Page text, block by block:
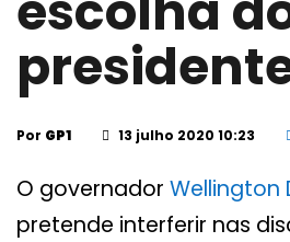
Por GP1 13 julho 2020 10:23
O governador Wellington
pretende interferir nas